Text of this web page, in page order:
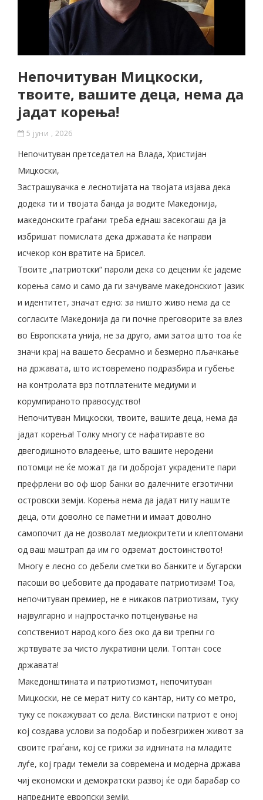
Непочитуван Мицкоски,
твоите, вашите деца, нема да
јадат корења!
5 јуни , 2026
Непочитуван претседател на Влада, Христијан
Мицкоски,
Застрашувачка е леснотијата на твојата изјава дека
додека ти и твојата банда ја водите Македонија,
македонските граѓани треба еднаш засекогаш да ја
избришат помислата дека државата ќе направи
исчекор кон вратите на Брисел.
Твоите „патриотски“ пароли дека со децении ќе јадеме
корења само и само да ги зачуваме македонскиот јазик
и идентитет, значат едно: за ништо живо нема да се
согласите Македонија да ги почне преговорите за влез
во Европската унија, не за друго, ами затоа што тоа ќе
значи крај на вашето бесрамно и безмерно пљачкање
на државата, што истовремено подразбира и губење
на контролата врз потплатените медиуми и
корумпираното правосудство!
Непочитуван Мицкоски, твоите, вашите деца, нема да
јадат корења! Толку многу се нафатиравте во
двегодишното владеење, што вашите неродени
потомци не ќе можат да ги добројат украдените пари
префрлени во оф шор банки во далечните егзотични
островски земји. Корења нема да јадат ниту нашите
деца, оти доволно се паметни и имаат доволно
самопочит да не дозволат медиокритети и клептомани
од ваш маштрап да им го одземат достоинството!
Многу е лесно со дебели сметки во банките и бугарски
пасоши во џебовите да продавате патриотизам! Тоа,
непочитуван премиер, не е никаков патриотизам, туку
највулгарно и најпростачко потценување на
сопствениот народ кого без око да ви трепни го
жртвувате за чисто лукративни цели. Топтан сосе
државата!
Македонштината и патриотизмот, непочитуван
Мицкоски, не се мерат ниту со кантар, ниту со метро,
туку се покажуваат со дела. Вистински патриот е оној
кој создава услови за подобар и побезгрижен живот за
своите граѓани, кој се грижи за иднината на младите
луѓе, кој гради темели за современа и модерна држава
чиј економски и демократски развој ќе оди барабар со
напредните европски земји.